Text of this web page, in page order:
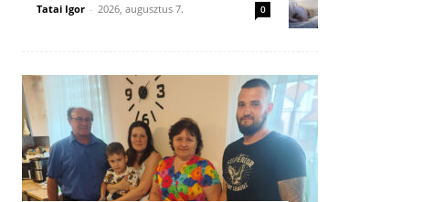
Tatai Igor - 2026, augusztus 7. 0